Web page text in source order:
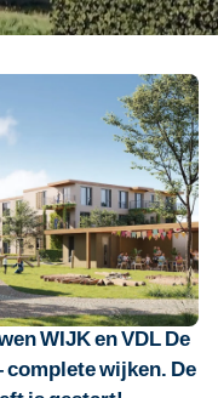
oplossing voor de
WIJK en VDL De
complete wijken. De